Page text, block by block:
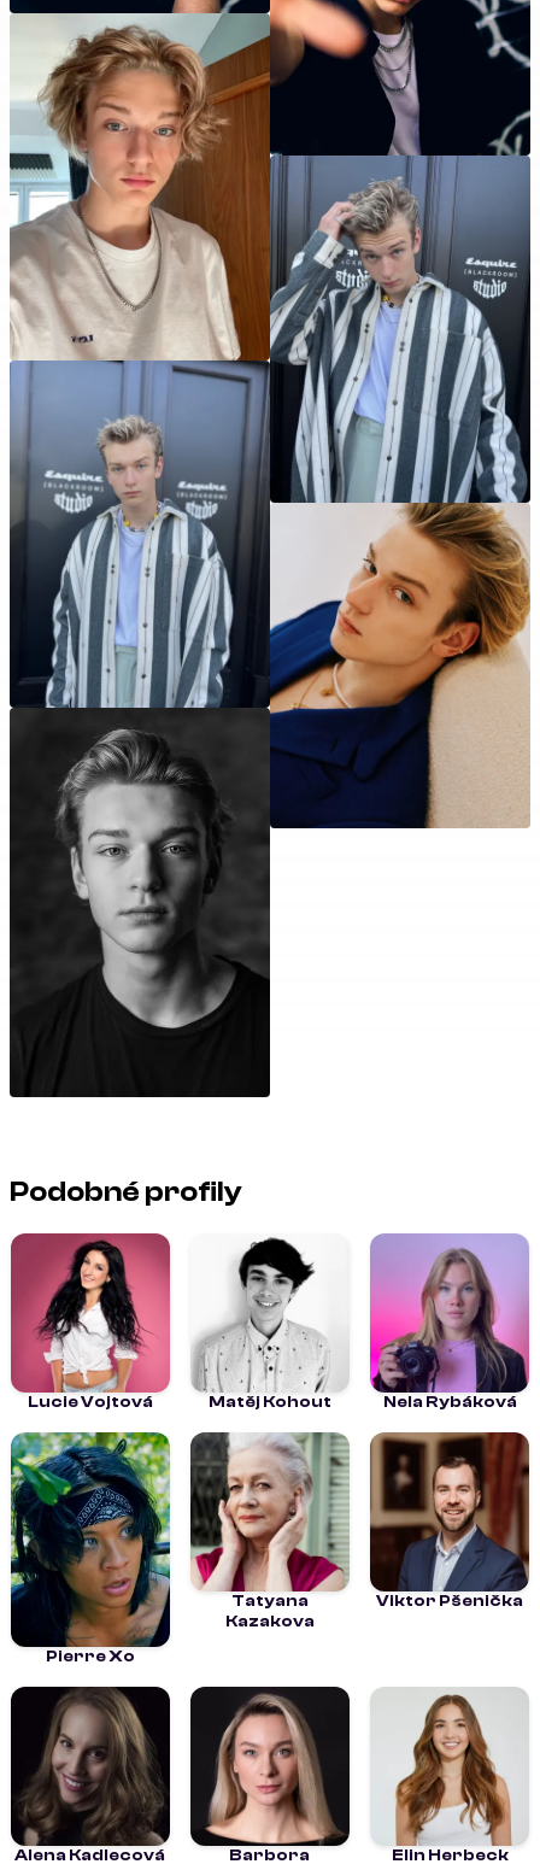
Podobné profily
Lucie Vojtová Matěj Kohout Nela Rybáková
Pierre Xo
Tatyana
Kazakova
Viktor Pšenička
Alena Kadlecová
Barbora
Elin Herbeck